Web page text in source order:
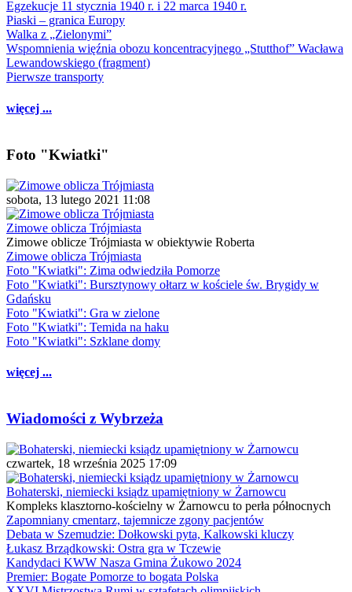
Egzekucje 11 stycznia 1940 r. i 22 marca 1940 r.
Piaski – granica Europy
Walka z „Zielonymi”
Wspomnienia więźnia obozu koncentracyjnego „Stutthof” Wacława
Lewandowskiego (fragment)
Pierwsze transporty
więcej ...
Foto "Kwiatki"
sobota, 13 lutego 2021 11:08
Zimowe oblicza Trójmiasta
Zimowe oblicze Trójmiasta w obiektywie Roberta
Zimowe oblicza Trójmiasta
Foto "Kwiatki": Zima odwiedziła Pomorze
Foto "Kwiatki": Bursztynowy ołtarz w kościele św. Brygidy w
Gdańsku
Foto "Kwiatki": Gra w zielone
Foto "Kwiatki": Temida na haku
Foto "Kwiatki": Szklane domy
więcej ...
Wiadomości z Wybrzeża
czwartek, 18 września 2025 17:09
Bohaterski, niemiecki ksiądz upamiętniony w Żarnowcu
Kompleks klasztorno-kościelny w Żarnowcu to perła północnych
Zapomniany cmentarz, tajemnicze zgony pacjentów
Debata w Szemudzie: Dołkowski pyta, Kalkowski kluczy
Łukasz Brządkowski: Ostra gra w Tczewie
Kandydaci KWW Nasza Gmina Żukowo 2024
Premier: Bogate Pomorze to bogata Polska